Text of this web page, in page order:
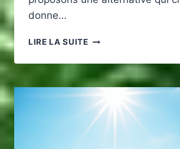
donne…
LIRE LA SUITETRANSFERT
CANNES
SANS
PRISE
TÊTE